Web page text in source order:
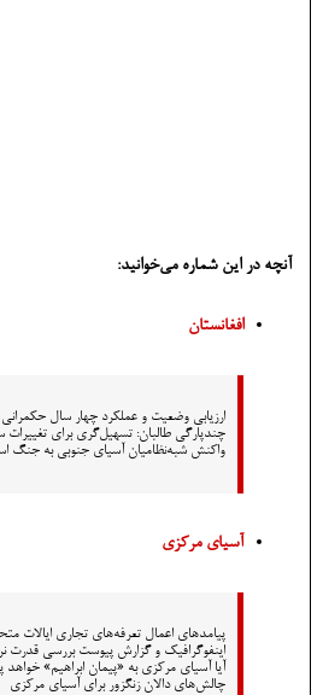
آنچه در این شماره می‌خوانید:
افغانستان
ارزیابی وضعیت و عملکرد چهار سال حکمرانی
چندپارگی طالبان: تسهیل‌گری برای
واکنش شبه‌نظامیان آسیای جنوبی به جنگ
آسیای مرکزی
پیامدهای اعمال تعرفه‌های تجاری ایالات
اینفوگرافیک و گزارش پیوست بررسی قدرت
آیا آسیای مرکزی به «پیمان ابراهیم»
چالش‌های دالان زنگزور برای آسیای مرکزی